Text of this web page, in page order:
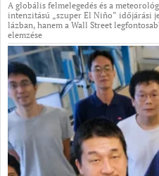
A globális felmelegedés és a
intenzitású „szuper El Niño” időjárási
lázban, hanem a Wall Street
elemzése